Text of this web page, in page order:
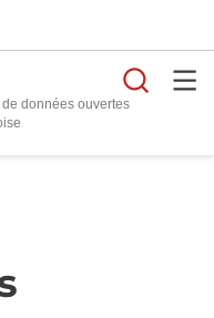
données ouvertes